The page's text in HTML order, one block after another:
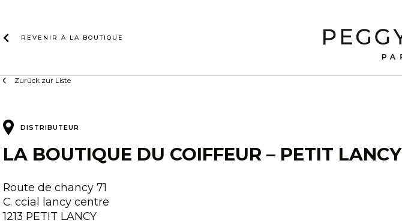
REVENIR À LA BOUTIQUE
Zurück zur Liste
DISTRIBUTEUR
LA BOUTIQUE DU COIFFEUR – PETIT LANCY
Route de chancy 71
C. ccial lancy centre
1213 PETIT LANCY